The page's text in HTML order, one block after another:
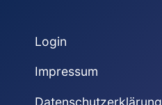
Login
Impressum
Datenschutzerklärung